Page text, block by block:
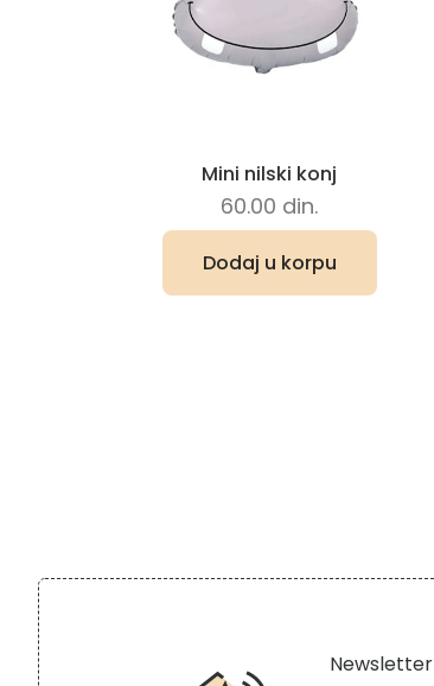
Mini nilski konj
60.00 din.
Dodaj u korpu
Newsletter